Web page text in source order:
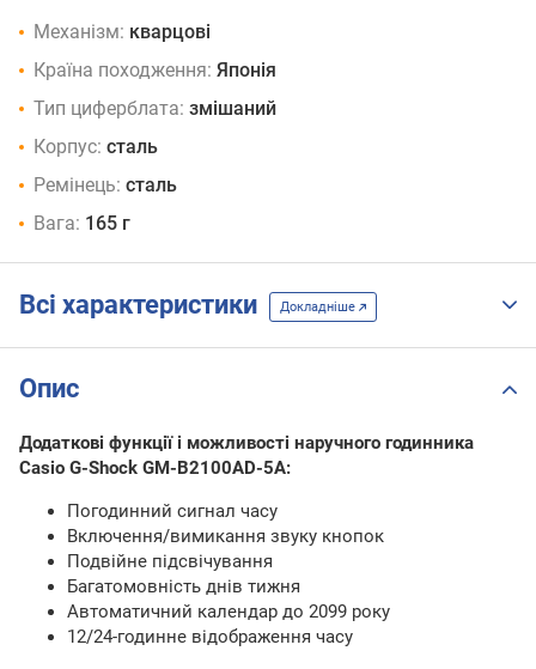
Механізм: кварцові
Країна походження: Японія
Тип циферблата: змішаний
Корпус: сталь
Ремінець: сталь
Вага: 165 г
Всі характеристики Докладніше
Опис
Додаткові функції і можливості наручного годинника
Casio G-Shock GM-B2100AD-5A:
Погодинний сигнал часу
Включення/вимикання звуку кнопок
Подвійне підсвічування
Багатомовність днів тижня
Автоматичний календар до 2099 року
12/24-годинне відображення часу